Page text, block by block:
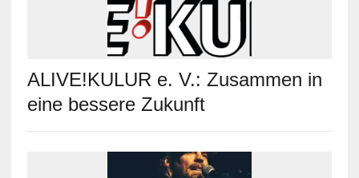
ALIVE!KULUR e. V.: Zusammen in
eine bessere Zukunft